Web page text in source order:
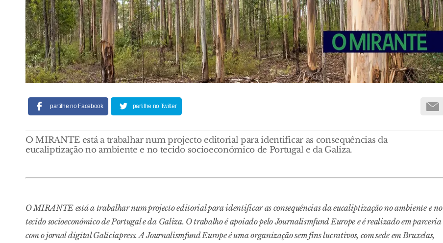
partilhe no Facebook partilhe no Twitter
O MIRANTE está a trabalhar num projecto editorial para identificar as consequências da
eucaliptização no ambiente e no tecido socioeconómico de Portugal e da Galiza.
O MIRANTE está a trabalhar num projecto editorial para identificar as consequências da eucaliptização no ambiente e no
tecido socioeconómico de Portugal e da Galiza. O trabalho é apoiado pelo Journalismfund Europe e é realizado em parceria
com o jornal digital Galiciapress. A Journalismfund Europe é uma organização sem fins lucrativos, com sede em Bruxelas,